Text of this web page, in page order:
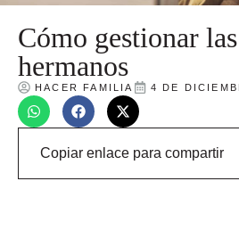
Cómo gestionar
hermanos
HACER FAMILIA 4 DE
Copiar enlace para compartir